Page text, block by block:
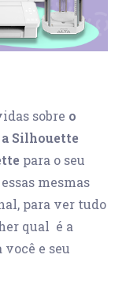
sobre o
a Silhouette
para o seu
mesmas
para ver tudo
qual é a
e seu